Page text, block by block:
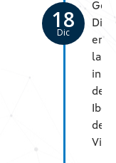
18
Dic
en
las
de
de
Vigo